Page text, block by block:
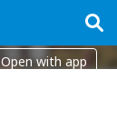
Open with app